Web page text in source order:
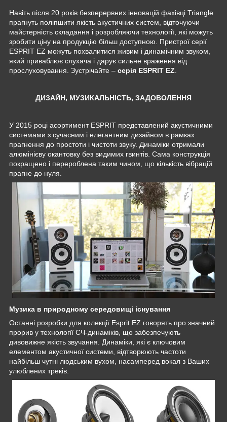
Навіть після 20 років безперервних інновацій фахівці Triangle
прагнуть поліпшити якість акустичних систем, відточуючи
майстерність складання і розробляючи технології, які можуть
зробити ціну на продукцію більш доступною. Пристрої серії
ESPRIT EZ можуть похвалитися живим і динамічним звуком,
який приваблює слухача і дарує сильне враження від
прослуховування. Зустрічайте – серія ESPRIT EZ.
ДИЗАЙН, МУЗИКАЛЬНІСТЬ, ЗАДОВОЛЕННЯ
У 2015 році асортимент ESPRIT представлений акустичними
системами з сучасним і елегантним дизайном в рамках
прагнення до простоти і чистоти звуку. Динаміки отримали
алюмінієву окантовку без видимих гвинтів. Сама конструкція
покращено і перероблена таким чином, що кількість вібрацій
прагне до нуля.
Музика в природному середовищі існування
Останні розробки для колекції Esprit EZ говорять про значний
прорив у технології СЧ-динаміків, що забезпечують
дивовижне якість звучання. Динаміки, які є ключовим
елементом акустичної системи, відтворюють частоти
найбільш чутні людським вухом, насамперед вокал з Ваших
улюблених треків.